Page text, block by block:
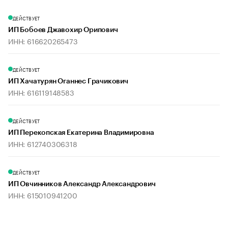
ДЕЙСТВУЕТ
ИП Бобоев Джавохир Орипович
ИНН: 616620265473
ДЕЙСТВУЕТ
ИП Хачатурян Оганнес Грачикович
ИНН: 616119148583
ДЕЙСТВУЕТ
ИП Перекопская Екатерина Владимировна
ИНН: 612740306318
ДЕЙСТВУЕТ
ИП Овчинников Александр Александрович
ИНН: 615010941200